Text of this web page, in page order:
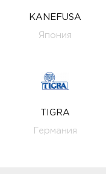
KANEFUSA
Япония
TIGRA
Германия